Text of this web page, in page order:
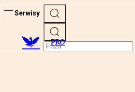
Serwisy
PRO